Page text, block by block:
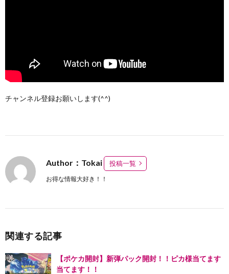
チャンネル登録お願いします(^^)
Author：Tokai 投稿一覧
お得な情報大好き！！
関連する記事
【ポケカ開封】新弾パック開封！！ピカ様当てます
当てます！！